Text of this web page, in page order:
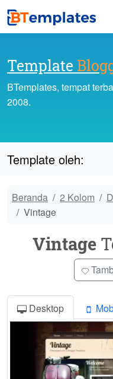
Template
BTemplates, tempat
2008.
Template oleh:
Beranda 2 Kolom
Vintage
Vintage
Desktop